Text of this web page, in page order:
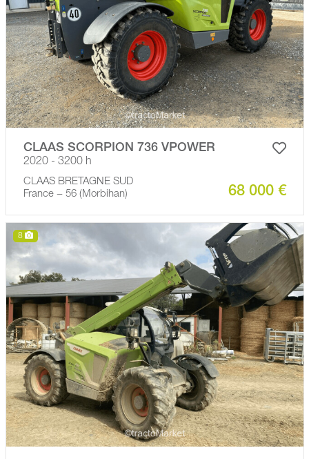
CLAAS SCORPION 736 VPOWER
2020 - 3200 h
CLAAS BRETAGNE SUD
France − 56 (Morbihan)
68 000 €
8